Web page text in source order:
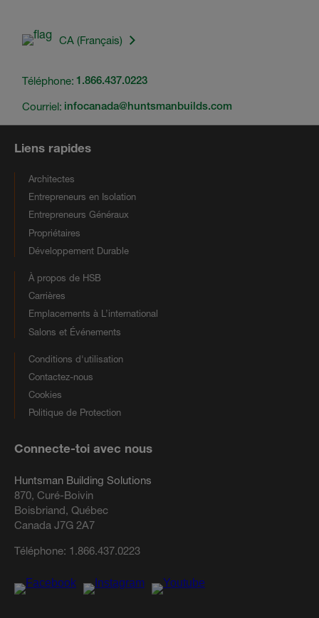
CA (Français)
Téléphone: 1.866.437.0223
Courriel: infocanada@huntsmanbuilds.com
Liens rapides
Architectes
Entrepreneurs en Isolation
Entrepreneurs Généraux
Propriétaires
Développement Durable
À propos de HSB
Carrières
Emplacements à L’international
Salons et Événements
Conditions d'utilisation
Contactez-nous
Cookies
Politique de Protection
Connecte-toi avec nous
Huntsman Building Solutions
870, Curé-Boivin
Boisbriand, Québec
Canada J7G 2A7
Téléphone: 1.866.437.0223